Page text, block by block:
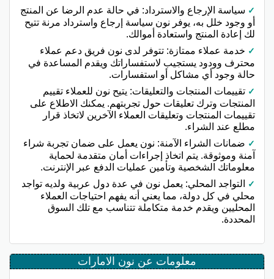
سياسة الإرجاع والاسترداد: في حالة عدم الرضا عن المنتج
أو وجود خلل به، يوفر نون سياسة إرجاع واسترداد مرنة تتيح
لك إعادة المنتج واستعادة أموالك.
خدمة عملاء ممتازة: تتوفر لدى نون فريق دعم عملاء
محترف وودود يستجيب لاستفساراتك ويقدم المساعدة في
حالة وجود أي مشاكل أو استفسارات.
تقييمات المنتجات والتعليقات: يتيح نون للعملاء تقييم
المنتجات وترك تعليقات حول تجربتهم. يمكنك الاطلاع على
تقييمات المنتجات وتعليقات العملاء الآخرين لاتخاذ قرار
مطلع عند الشراء.
ضمانات الشراء الآمنة: نون يعمل على ضمان تجربة شراء
آمنة وموثوقة. يتم اتخاذ إجراءات أمان متقدمة لحماية
معلوماتك الشخصية وتأمين عمليات الدفع عبر الإنترنت.
التواجد المحلي: يعمل نون في عدة دول عربية ولديه تواجد
محلي في كل دولة، مما يعني أنه يفهم احتياجات العملاء
المحليين ويقدم خدمة متكاملة تتناسب مع تلك السوق
المحددة.
معلومات عن نون الامارات